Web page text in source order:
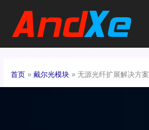
首页 戴尔光模块 无源光纤扩展解决方案